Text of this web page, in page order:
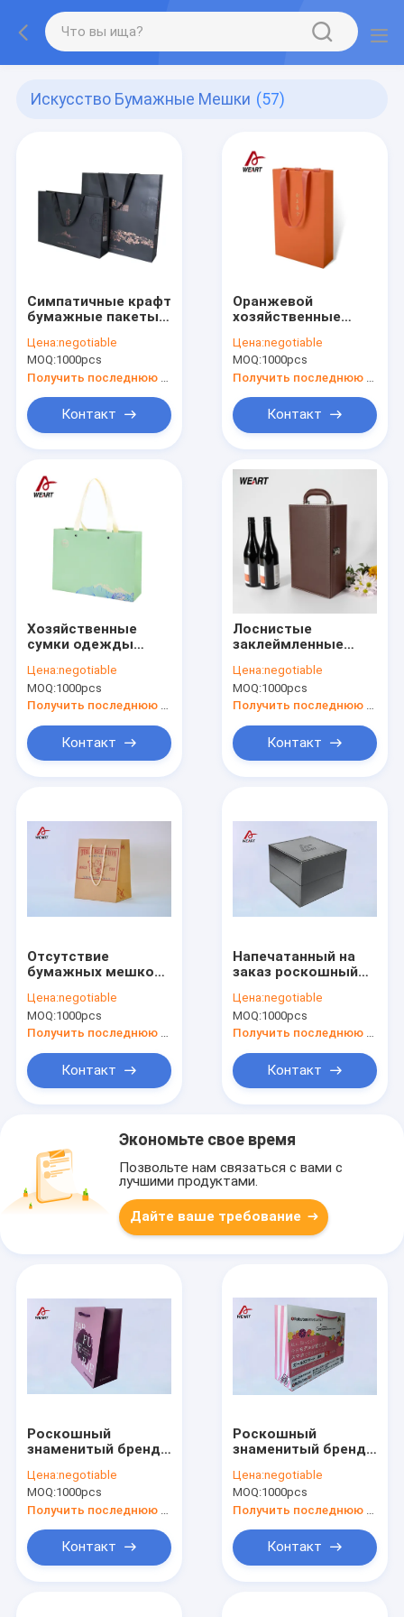
Искусство Бумажные Мешки (57)
Симпатичные крафт
бумажные пакеты
экстра большие
цветные
подарочные
бумажные пакеты
Цена:negotiable
MOQ:1000pcs
Контакт
Оранжевой
хозяйственные
вычуры цвета
материальной
напечатанные
таможней
многоразовые
Цена:negotiable
MOQ:1000pcs
Контакт
Хозяйственные
сумки одежды
одеянием
многоразовые,
современные
бумажные мешки
Цена:negotiable
MOQ:1000pcs
Контакт
Лоснистые
заклеймленные
искусства слоения
склеенной ручкой
печатают ОЭМ/ОДМ
Цена:negotiable
MOQ:1000pcs
Контакт
Отсутствие
бумажных мешков
слоения для ходя
по магазинам
веревочки 100%
Цена:negotiable
MOQ:1000pcs
Получить последнюю цену
Контакт
Напечатанный на
заказ роскошный
подарочный пакет
магнитно-
замыкающий
бумажный ящик
Цена:negotiable
MOQ:1000pcs
Получить последнюю цену
Контакт
Экономьте свое время
Позвольте нам связаться с вами с
лучшими продуктами.
Дайте ваше требование
Роскошный
знаменитый бренд
напечатанный
бумажный пакет
для покупок с
вашим логотипом
Цена:negotiable
MOQ:1000pcs
Контакт
Роскошный
знаменитый бренд
напечатанный
бумажный пакет
для покупок с
вашим логотипом
Цена:negotiable
MOQ:1000pcs
Контакт